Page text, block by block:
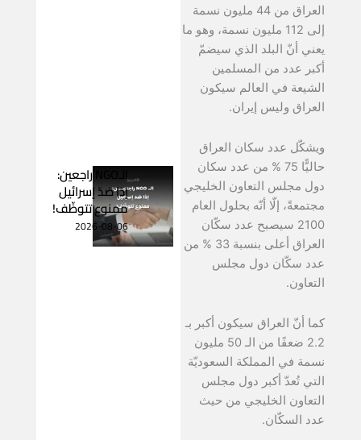
العراق من 44 مليون نسمة
إلى 112 مليون نسمة، وهو ما
يعني أنّ البلد الذي سيضمّ
أكبر عدد من المسلمين
الشيعة في العالم سيكون
العراق وليس إيران.
ويشكّل عدد سكان العراق
حاليًّا 75 % من عدد سكان
دول مجلس التعاون الخليجي
مجتمعةً، إلّا أنّه بحلول العام
2100 سيصبح عدد سكّان
العراق أعلى بنسبة 33 % من
عدد سكّان دول مجلس
التعاون.
كما أنّ العراق سيكون أكبر بـ
2.2 ضعفًا من الـ 50 مليون
نسمة في المملكة السعوديّة
التي تُعدّ أكبر دول مجلس
التعاون الخليجي من حيث
عدد السكّان.
الـNGO راجعين:
إذا ضدّ إسرائيل
ممنوع تتوظّف!
2026-08-06